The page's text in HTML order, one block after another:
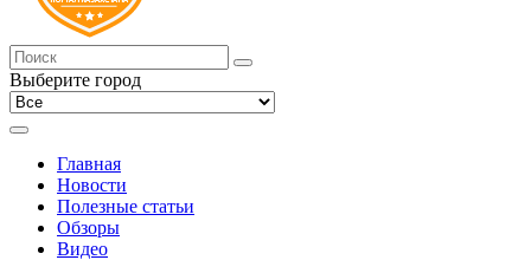
Выберите город
Главная
Новости
Полезные статьи
Обзоры
Видео